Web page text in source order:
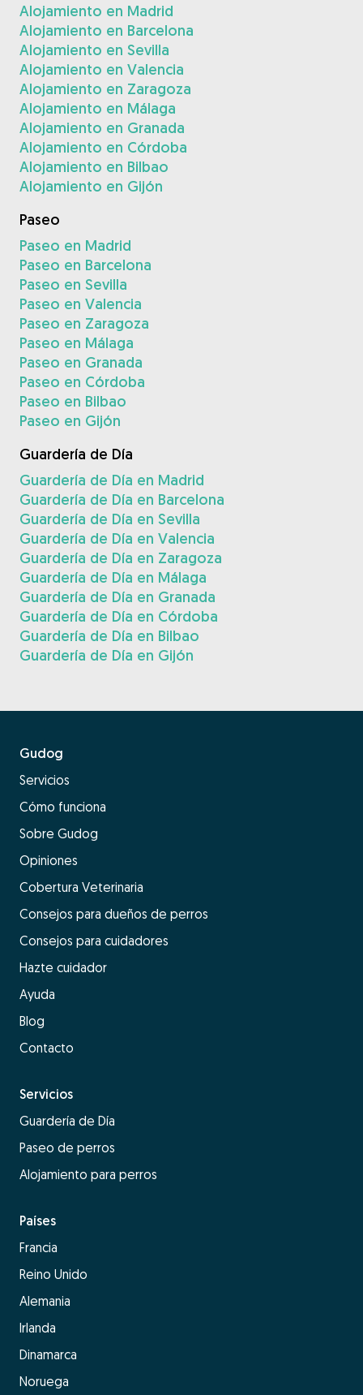
Alojamiento en Madrid
Alojamiento en Barcelona
Alojamiento en Sevilla
Alojamiento en Valencia
Alojamiento en Zaragoza
Alojamiento en Málaga
Alojamiento en Granada
Alojamiento en Córdoba
Alojamiento en Bilbao
Alojamiento en Gijón
Paseo
Paseo en Madrid
Paseo en Barcelona
Paseo en Sevilla
Paseo en Valencia
Paseo en Zaragoza
Paseo en Málaga
Paseo en Granada
Paseo en Córdoba
Paseo en Bilbao
Paseo en Gijón
Guardería de Día
Guardería de Día en Madrid
Guardería de Día en Barcelona
Guardería de Día en Sevilla
Guardería de Día en Valencia
Guardería de Día en Zaragoza
Guardería de Día en Málaga
Guardería de Día en Granada
Guardería de Día en Córdoba
Guardería de Día en Bilbao
Guardería de Día en Gijón
Gudog
Servicios
Cómo funciona
Sobre Gudog
Opiniones
Cobertura Veterinaria
Consejos para dueños de perros
Consejos para cuidadores
Hazte cuidador
Ayuda
Blog
Contacto
Servicios
Guardería de Día
Paseo de perros
Alojamiento para perros
Países
Francia
Reino Unido
Alemania
Irlanda
Dinamarca
Noruega